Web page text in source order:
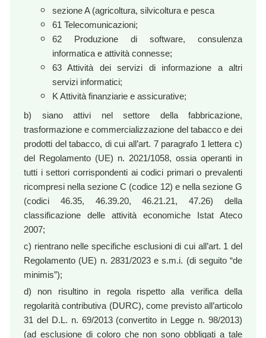
sezione A (agricoltura, silvicoltura e pesca
61 Telecomunicazioni;
62 Produzione di software, consulenza
informatica e attività connesse;
63 Attività dei servizi di informazione a altri
servizi informatici;
K Attività finanziarie e assicurative;
b) siano attivi nel settore della fabbricazione,
trasformazione e commercializzazione del tabacco e dei
prodotti del tabacco, di cui all’art. 7 paragrafo 1 lettera c)
del Regolamento (UE) n. 2021/1058, ossia operanti in
tutti i settori corrispondenti ai codici primari o prevalenti
ricompresi nella sezione C (codice 12) e nella sezione G
(codici 46.35, 46.39.20, 46.21.21, 47.26) della
classificazione delle attività economiche Istat Ateco
2007;
c) rientrano nelle specifiche esclusioni di cui all’art. 1 del
Regolamento (UE) n. 2831/2023 e s.m.i. (di seguito “de
minimis”);
d) non risultino in regola rispetto alla verifica della
regolarità contributiva (DURC), come previsto all’articolo
31 del D.L. n. 69/2013 (convertito in Legge n. 98/2013)
(ad esclusione di coloro che non sono obbligati a tale